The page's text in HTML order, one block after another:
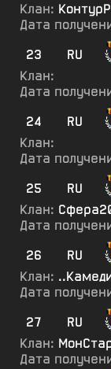
Клан:
Дата
23
RU
Клан:
Дата
24
RU
Клан:
Дата
25
RU
Клан:
Дата
26
RU
Клан:
Дата
27
RU
Клан:
Дата